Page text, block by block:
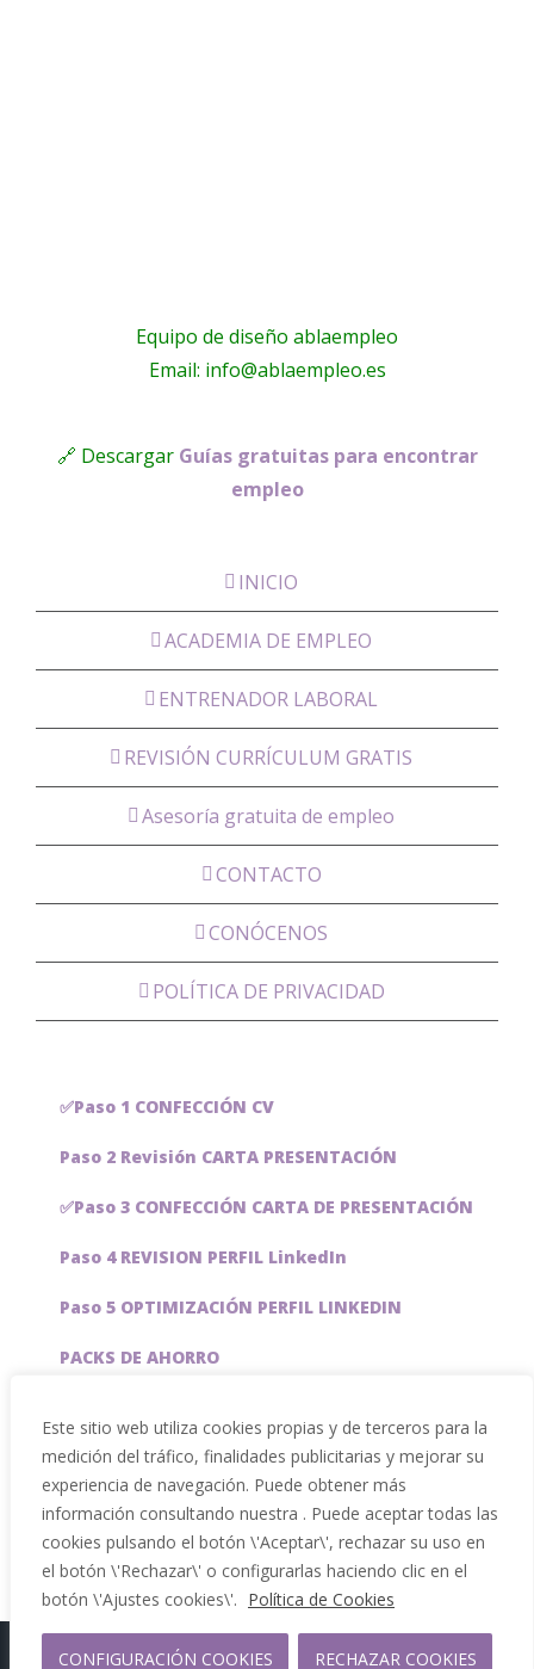
Este sitio web utiliza cookies propias y de terceros para la
medición del tráfico, finalidades publicitarias y mejorar su
experiencia de navegación. Puede obtener más
información consultando nuestra . Puede aceptar todas las
cookies pulsando el botón \'Aceptar\', rechazar su uso en
el botón \'Rechazar\' o configurarlas haciendo clic en el
botón \'Ajustes cookies\'. Política de Cookies
CONFIGURACIÓN COOKIES RECHAZAR COOKIES
Equipo de diseño ablaempleo
Email: info@ablaempleo.es
🔗 Descargar Guías gratuitas para encontrar
empleo
INICIO
ACADEMIA DE EMPLEO
ENTRENADOR LABORAL
REVISIÓN CURRÍCULUM GRATIS
Asesoría gratuita de empleo
CONTACTO
CONÓCENOS
POLÍTICA DE PRIVACIDAD
✅Paso 1 CONFECCIÓN CV
Paso 2 Revisión CARTA PRESENTACIÓN
✅Paso 3 CONFECCIÓN CARTA DE PRESENTACIÓN
Paso 4 REVISION PERFIL LinkedIn
Paso 5 OPTIMIZACIÓN PERFIL LINKEDIN
PACKS DE AHORRO
Servicios especiales
Copyright 2012 - 2026 |